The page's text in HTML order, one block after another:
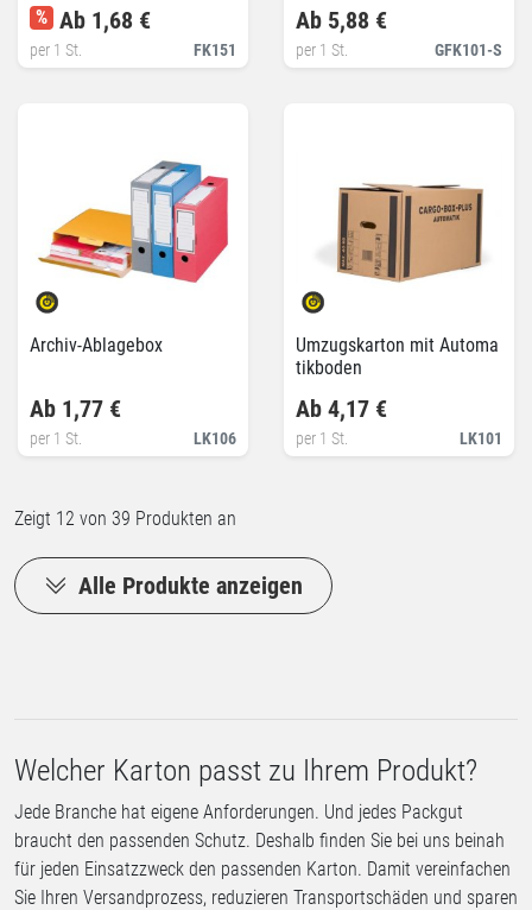
FK151
% Ab 1,68 €
per 1 St. GFK101-S
Ab 5,88 €
per 1 St.
Archiv-Ablagebox
LK106
Ab 1,77 €
per 1 St.
Umzugskarton mit Automa
tikboden
LK101
Ab 4,17 €
per 1 St.
Zeigt 12 von 39 Produkten an
Alle Produkte anzeigen
Welcher Karton passt zu Ihrem Produkt?
Jede Branche hat eigene Anforderungen. Und jedes Packgut
braucht den passenden Schutz. Deshalb finden Sie bei uns beinah
für jeden Einsatzzweck den passenden Karton. Damit vereinfachen
Sie Ihren Versandprozess, reduzieren Transportschäden und sparen